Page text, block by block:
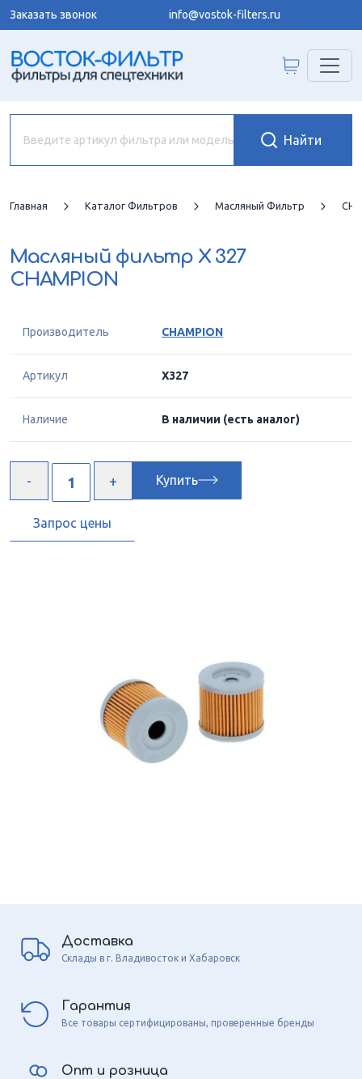
Заказать звонок info@vostok-filters.ru
Главная Каталог Фильтров Масляный Фильтр
Масляный фильтр X 327
CHAMPION
Производитель CHAMPION
Артикул X327
Наличие В наличии (есть аналог)
Купить
Запрос цены
Доставка
Склады в г. Владивосток и Хабаровск
Гарантия
Все товары сертифицированы, проверенные бренды
Опт и розница